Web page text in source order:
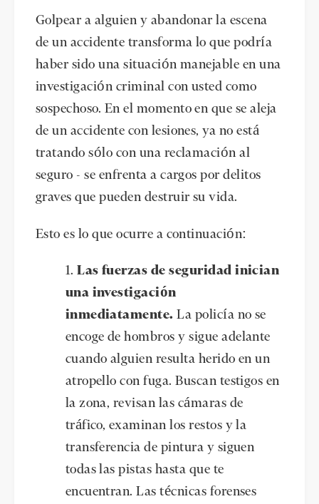
Golpear a alguien y abandonar la escena
de un accidente transforma lo que podría
haber sido una situación manejable en una
investigación criminal con usted como
sospechoso. En el momento en que se aleja
de un accidente con lesiones, ya no está
tratando sólo con una reclamación al
seguro - se enfrenta a cargos por delitos
graves que pueden destruir su vida.
Esto es lo que ocurre a continuación:
Las fuerzas de seguridad inician
una investigación
inmediatamente. La policía no se
encoge de hombros y sigue adelante
cuando alguien resulta herido en un
atropello con fuga. Buscan testigos en
la zona, revisan las cámaras de
tráfico, examinan los restos y la
transferencia de pintura y siguen
todas las pistas hasta que te
encuentran. Las técnicas forenses